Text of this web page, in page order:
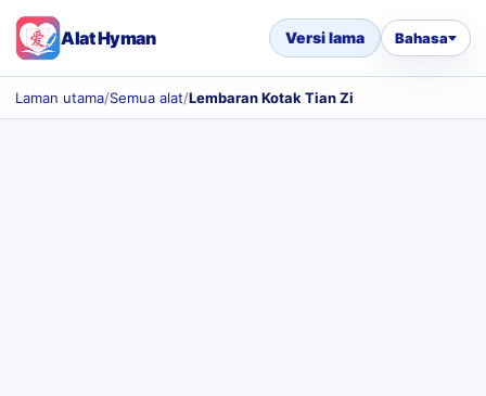
Alat Hyman Versi lama Bahasa
Laman utama/Semua alat/Lembaran Kotak Tian Zi